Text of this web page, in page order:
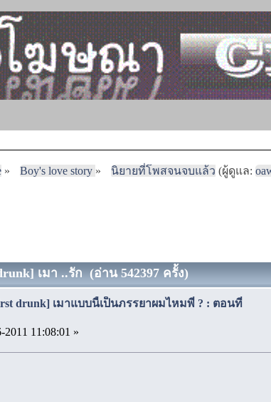
» Boy's love story » นิยายที่โพสจนจบแล้ว (ผู้ดูแล:
เมา ..รัก (อ่าน 542397 ครั้ง)
drunk] เมาแบบนี้เป็นภรรยาผมไหมพี่ ? : ตอนที่
11:08:01 »